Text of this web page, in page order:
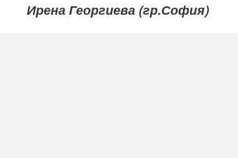
Ирена Георгиева (гр.София)